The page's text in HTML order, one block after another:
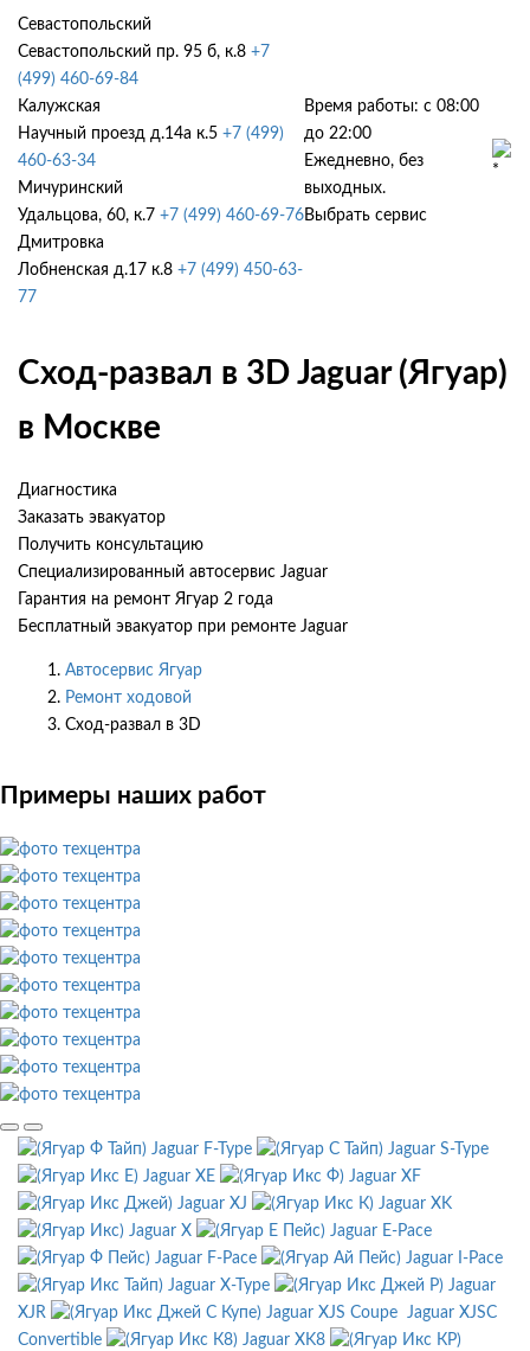
Севастопольский
Севастопольский пр. 95 б, к.8 +7
(499) 460-69-84
Калужская
Научный проезд д.14а к.5 +7 (499)
460-63-34
Мичуринский
Удальцова, 60, к.7 +7 (499) 460-69-76
Дмитровка
Лобненская д.17 к.8 +7 (499) 450-63-
77
Время работы: с 08:00
до 22:00
Ежедневно, без
выходных.
Выбрать сервис
Сход-развал в 3D Jaguar (Ягуар)
в Москве
Диагностика
Заказать эвакуатор
Получить консультацию
Специализированный автосервис Jaguar
Гарантия на ремонт Ягуар 2 года
Бесплатный эвакуатор при ремонте Jaguar
Автосервис Ягуар
Ремонт ходовой
Сход-развал в 3D
Примеры наших работ
Jaguar F-Type
Jaguar S-Type
Jaguar XE
Jaguar XF
Jaguar XJ
Jaguar XK
Jaguar X
Jaguar E-Pace
Jaguar F-Pace
Jaguar I-Pace
Jaguar X-Type
Jaguar
XJR
Jaguar XJS Coupe Jaguar XJSC
Convertible
Jaguar XK8